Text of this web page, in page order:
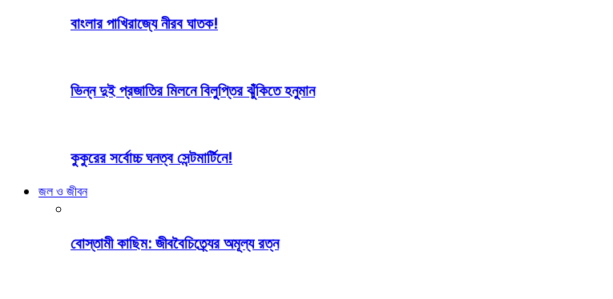
বাংলার পাখিরাজ্যে নীরব ঘাতক!
ভিন্ন দুই প্রজাতির মিলনে বিলুপ্তির ঝুঁকিতে হনুমান
কুকুরের সর্বোচ্চ ঘনত্ব সেন্টমার্টিনে!
জল ও জীবন
বোস্তামী কাছিম: জীববৈচিত্র্যের অমূল্য রত্ন